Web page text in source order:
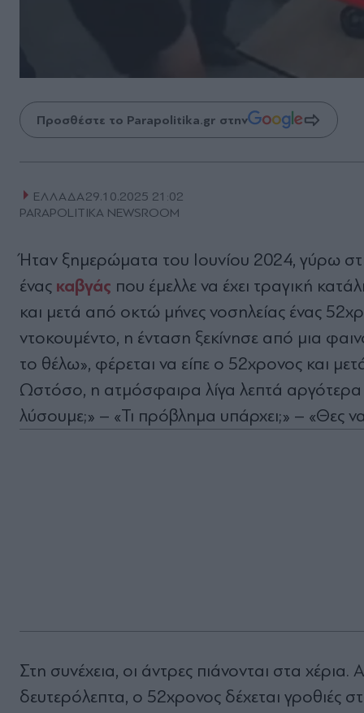
Προσθέστε το Parapolitika.gr στην
ΕΛΛΑΔΑ29.10.2025 21:02
PARAPOLITIKA NEWSROOM
Ήταν ξημερώματα του Ιουνίου 2024, γύρω
ένας καβγάς που έμελλε να έχει τραγική
και μετά από οκτώ μήνες νοσηλείας ένας
ντοκουμέντο, η ένταση ξεκίνησε από μια
το θέλω», φέρεται να είπε ο 52χρονος και
Ωστόσο, η ατμόσφαιρα λίγα λεπτά αργότερα
λύσουμε;» – «Τι πρόβλημα υπάρχει;» – «Θες
Στη συνέχεια, οι άντρες πιάνονται στα
δευτερόλεπτα, ο 52χρονος δέχεται